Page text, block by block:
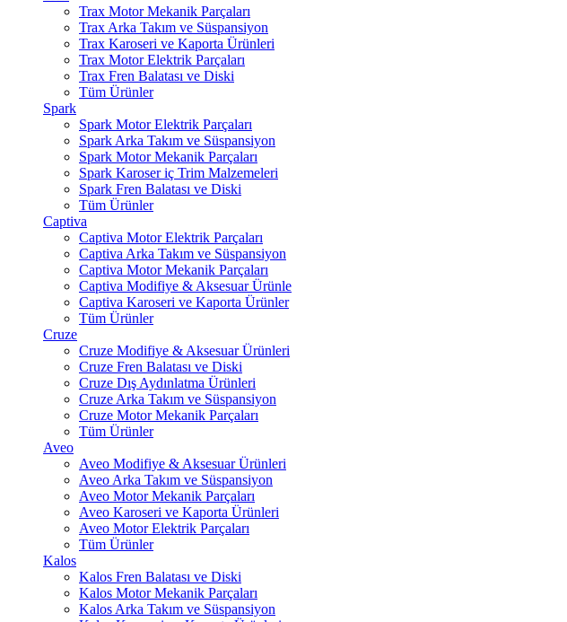
Trax Motor Mekanik Parçaları
Trax Arka Takım ve Süspansiyon
Trax Karoseri ve Kaporta Ürünleri
Trax Motor Elektrik Parçaları
Trax Fren Balatası ve Diski
Tüm Ürünler
Spark
Spark Motor Elektrik Parçaları
Spark Arka Takım ve Süspansiyon
Spark Motor Mekanik Parçaları
Spark Karoser iç Trim Malzemeleri
Spark Fren Balatası ve Diski
Tüm Ürünler
Captiva
Captiva Motor Elektrik Parçaları
Captiva Arka Takım ve Süspansiyon
Captiva Motor Mekanik Parçaları
Captiva Modifiye & Aksesuar Ürünle
Captiva Karoseri ve Kaporta Ürünler
Tüm Ürünler
Cruze
Cruze Modifiye & Aksesuar Ürünleri
Cruze Fren Balatası ve Diski
Cruze Dış Aydınlatma Ürünleri
Cruze Arka Takım ve Süspansiyon
Cruze Motor Mekanik Parçaları
Tüm Ürünler
Aveo
Aveo Modifiye & Aksesuar Ürünleri
Aveo Arka Takım ve Süspansiyon
Aveo Motor Mekanik Parçaları
Aveo Karoseri ve Kaporta Ürünleri
Aveo Motor Elektrik Parçaları
Tüm Ürünler
Kalos
Kalos Fren Balatası ve Diski
Kalos Motor Mekanik Parçaları
Kalos Arka Takım ve Süspansiyon